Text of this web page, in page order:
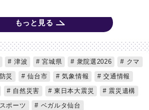
もっと見る
津波 宮城県 衆院選2026
クマ
防災 仙台市 気象情報
交通情報
自然災害 東日本大震災
震災遺構
スポーツ
ベガルタ仙台